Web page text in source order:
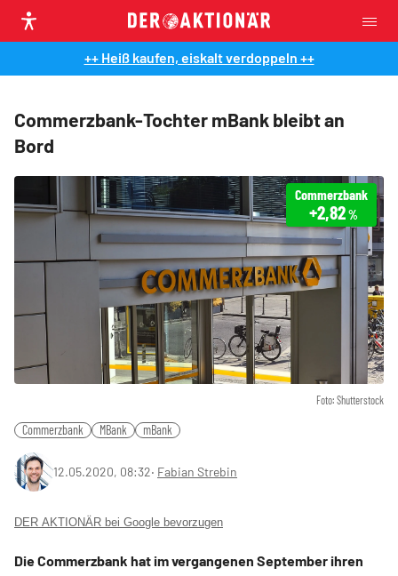
++ Heiß kaufen, eiskalt verdoppeln ++
Commerzbank-Tochter mBank bleibt an
Bord
Foto: Shutterstock
Commerzbank
+2,82 %
Commerzbank MBank mBank
12.05.2020, 08:32‧ Fabian Strebin
DER AKTIONÄR bei Google bevorzugen
Die Commerzbank hat im vergangenen September ihren